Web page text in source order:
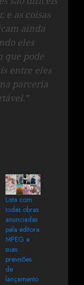
e as coisas
ainda
eles
que pode
entre eles
parceria
Lista com
todas obras
anunciadas
pela editora
MPEG e
suas
previsões
de
lançamento